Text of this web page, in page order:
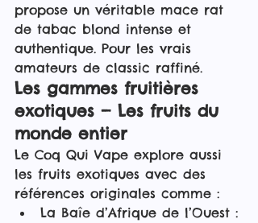
propose un véritable mace rat
de tabac blond intense et
authentique. Pour les vrais
amateurs de classic raffiné.
Les gammes fruitières
exotiques — Les fruits du
monde entier
Le Coq Qui Vape explore aussi
les fruits exotiques avec des
références originales comme :
La Baîe d’Afrique de l’Ouest :